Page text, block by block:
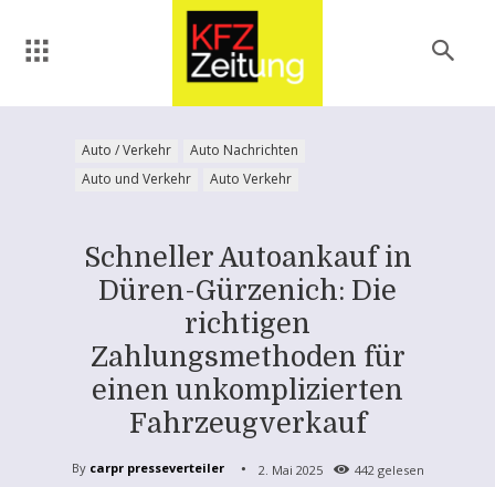
Auto / Verkehr
Auto Nachrichten
Auto und Verkehr
Auto Verkehr
Schneller Autoankauf in
Düren-Gürzenich: Die
richtigen
Zahlungsmethoden für
einen unkomplizierten
Fahrzeugverkauf
By carpr presseverteiler 2. Mai 2025 442 gelesen